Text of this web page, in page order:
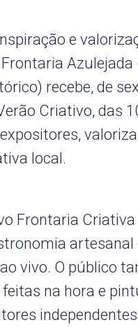
e
Azulejada
recebe, de
Criativo, das
local.
Frontaria
artesanal
vivo. O público
na hora e